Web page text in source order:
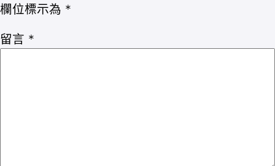
欄位標示為 *
留言 *